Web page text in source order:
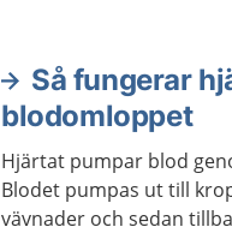
Så fungerar
blodomloppet
Hjärtat pumpar blod
Blodet pumpas ut till
vävnader och sedan